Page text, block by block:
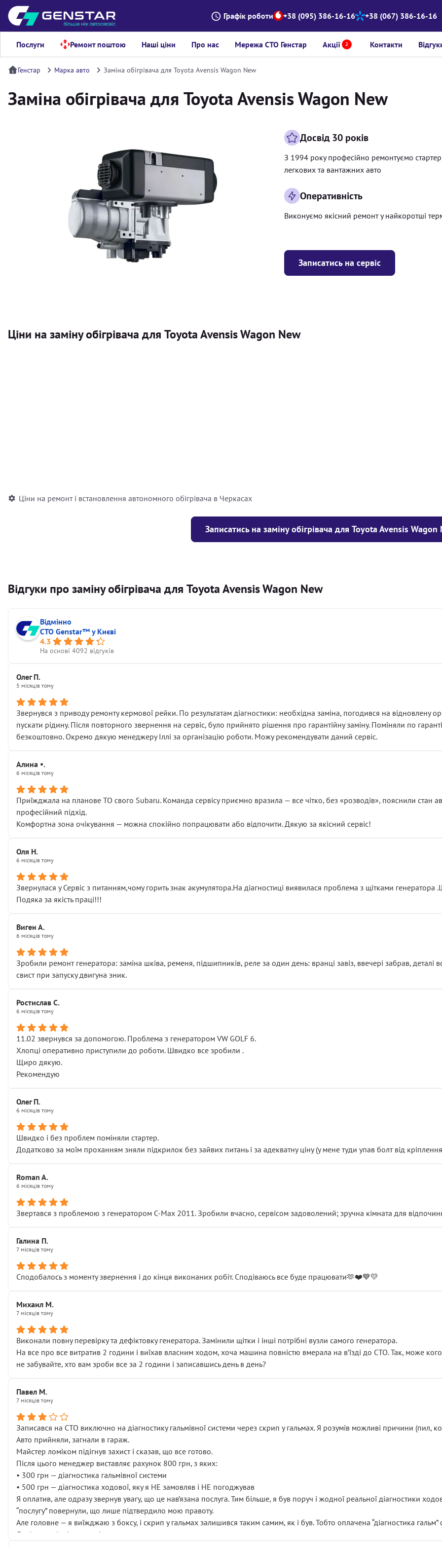
Графік роботи +38 (095) 386-16-16 +38 (067) 386-16-16
Послуги Ремонт поштою Наші ціни Про нас Мережа СТО Генстар Акції 2 Контакти
Генстар Марка авто Заміна обігрівача для Toyota Avensis Wagon New
Заміна обігрівача для Toyota Avensis Wagon New
Записатись на сервіс
Досвід 30 років
З 1994 року професійно ремонтуємо
легкових та вантажних авто
Оперативність
Виконуємо якісний ремонт у найкоротші
Ціни на заміну обігрівача для Toyota Avensis Wagon New
Ціни на ремонт і встановлення автономного обігрівача в Черкасах
Записатись на заміну обігрівача для Toyota Avensis Wagon
Відгуки про заміну обігрівача для Toyota Avensis Wagon New
Відмінно
СТО Genstar™ у Києві
4.3
На основі 4092 відгуків
Олег П.
5 місяців тому
Звернувся з приводу ремонту кермової рейки. По результатам діагностики: необхідна заміна, погодився на відновлену
пускати рідину. Після повторного звернення на сервіс, було прийнято рішення про гарантійну заміну. Поміняли по
безкоштовно. Окремо дякую менеджеру Іллі за організацію роботи. Можу рекомендувати даний сервіс.
Алина •.
6 місяців тому
Приїжджала на планове ТО свого Subaru. Команда сервісу приємно вразила — все чітко, без «розводів», пояснили стан
професійний підхід.
Комфортна зона очікування — можна спокійно попрацювати або відпочити. Дякую за якісний сервіс!
Оля Н.
6 місяців тому
Звернулася у Сервіс з питанням,чому горить знак акумулятора.На діагностиці виявилася проблема з щітками
Подяка за якість праці!!!
Виген А.
6 місяців тому
Зробили ремонт генератора: заміна шківа, ременя, підшипників, реле за один день: вранці завіз, ввечері забрав, деталі
свист при запуску двигуна зник.
Ростислав С.
6 місяців тому
11.02 звернувся за допомогою. Проблема з генератором VW GOLF 6.
Хлопці оперативно приступили до роботи. Швидко все зробили .
Щиро дякую.
Рекомендую
Олег П.
6 місяців тому
Швидко і без проблем поміняли стартер.
Додатково за моїм проханням зняли підкрилок без зайвих питань і за адекватну ціну (у мене туди упав болт від
Roman A.
6 місяців тому
Звертався з проблемою з генератором C-Max 2011. Зробили вчасно, сервісом задоволений; зручна кімната для
Галина П.
7 місяців тому
Сподобалось з моменту звернення і до кінця виконаних робіт. Сподіваюсь все буде працювати🫶❤️💙💛
Михаил М.
7 місяців тому
Виконали повну перевірку та дефіктовку генератора. Замінили щітки і інші потрібні вузли самого генератора.
На все про все витратив 2 години і виїхав власним ходом, хоча машина повністю вмерала на вʼїзді до СТО. Так, може
не забувайте, хто вам зроби все за 2 години і записавшись день в день?
Павел М.
7 місяців тому
Записався на СТО виключно на діагностику гальмівної системи через скрип у гальмах. Я розумів можливі причини (пил,
Авто прийняли, загнали в гараж.
Майстер ломіком підігнув захист і сказав, що все готово.
Після цього менеджер виставляє рахунок 800 грн, з яких:
• 300 грн — діагностика гальмівної системи
• 500 грн — діагностика ходової, яку я НЕ замовляв і НЕ погоджував
Я оплатив, але одразу звернув увагу, що це нав’язана послуга. Тим більше, я був поруч і жодної реальної діагностики
“послугу” повернули, що лише підтвердило мою правоту.
Але головне — я виїжджаю з боксу, і скрип у гальмах залишився таким самим, як і був. Тобто оплачена “діагностика
Далі ситуація тільки погіршилась: